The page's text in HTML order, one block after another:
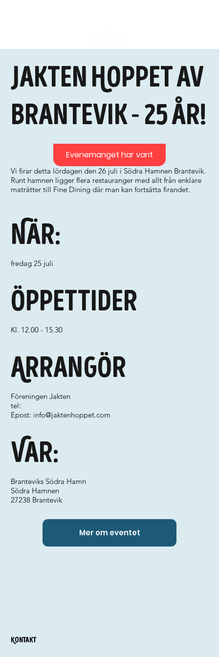
Jakten Hoppet av
Brantevik - 25 år!
Vi firar detta lördagen den 26 juli i Södra Hamnen Brantevik.
Runt hamnen ligger flera restauranger med allt från enklare
maträtter till Fine Dining där man kan fortsätta firandet.
När:
fredag 25 juli
Var:
Arrangör
Föreningen Jakten
tel:
Epost: info@jaktenhoppet.com
Branteviks Södra Hamn
Södra Hamnen
27238 Brantevik
Öppettider
Kl. 12.00 - 15.30
Mer om eventet
Evenemanget har varit
Kontakt